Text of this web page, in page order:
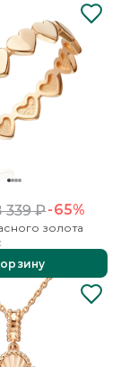
339₽-65%
золота